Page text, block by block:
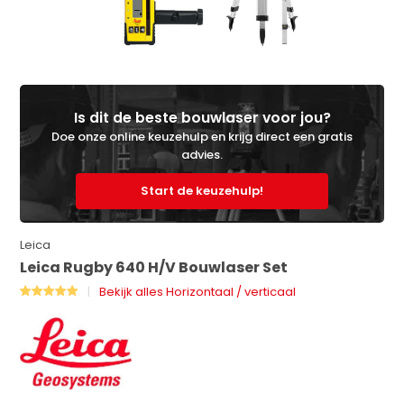
Is dit de beste bouwlaser voor jou?
Doe onze online keuzehulp en krijg direct een gratis
advies.
Start de keuzehulp!
Leica
Leica Rugby 640 H/V Bouwlaser Set
Bekijk alles Horizontaal / verticaal